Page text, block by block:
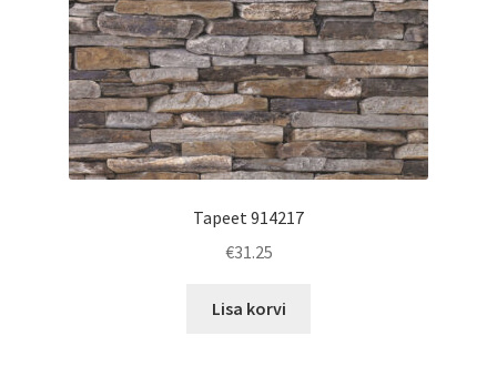
Tapeet 914217
€31.25
Lisa korvi